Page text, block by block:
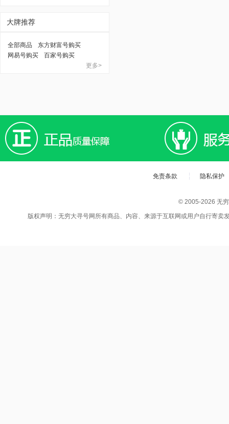
大牌推荐
全部商品
东方财富号购买
网易号购买
百家号购买
更多>
免责条款 隐私保护
© 2005-2026 无
版权声明：无穷大寻号网所有商品、内容、来源于互联网或用户自行寄卖